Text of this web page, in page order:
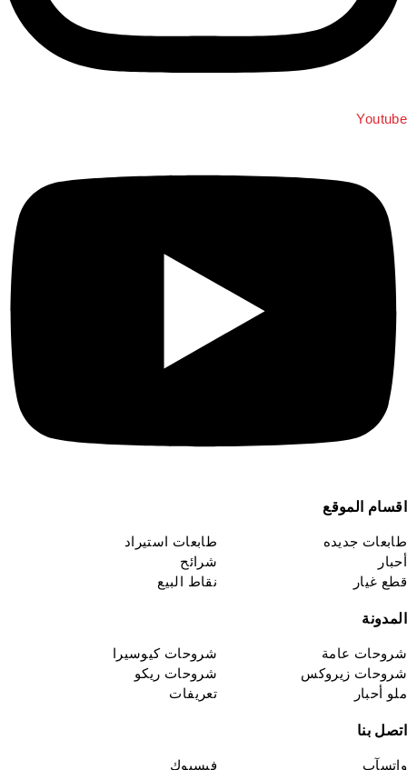
الموقع
جديده
طابعات استيراد
شرائح
غيار
نقاط البيع
عامة
شروحات كيوسيرا
زيروكس
شروحات ريكو
أحبار
تعريفات
بنا
فيسبوك